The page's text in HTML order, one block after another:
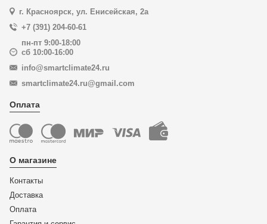
г. Красноярск, ул. Енисейская, 2а
+7 (391) 204-60-61
пн-пт 9:00-18:00
сб 10:00-16:00
info@smartclimate24.ru
smartclimate24.ru@gmail.com
Оплата
О магазине
Контакты
Доставка
Оплата